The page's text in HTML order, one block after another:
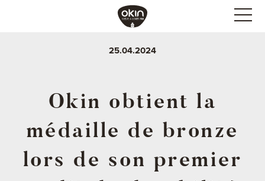
25.04.2024
Okin obtient la
médaille de bronze
lors de son premier